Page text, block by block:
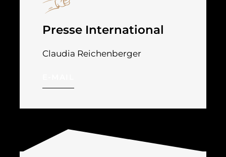
Presse International
Claudia Reichenberger